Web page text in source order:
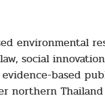
environmental
social
based
northern